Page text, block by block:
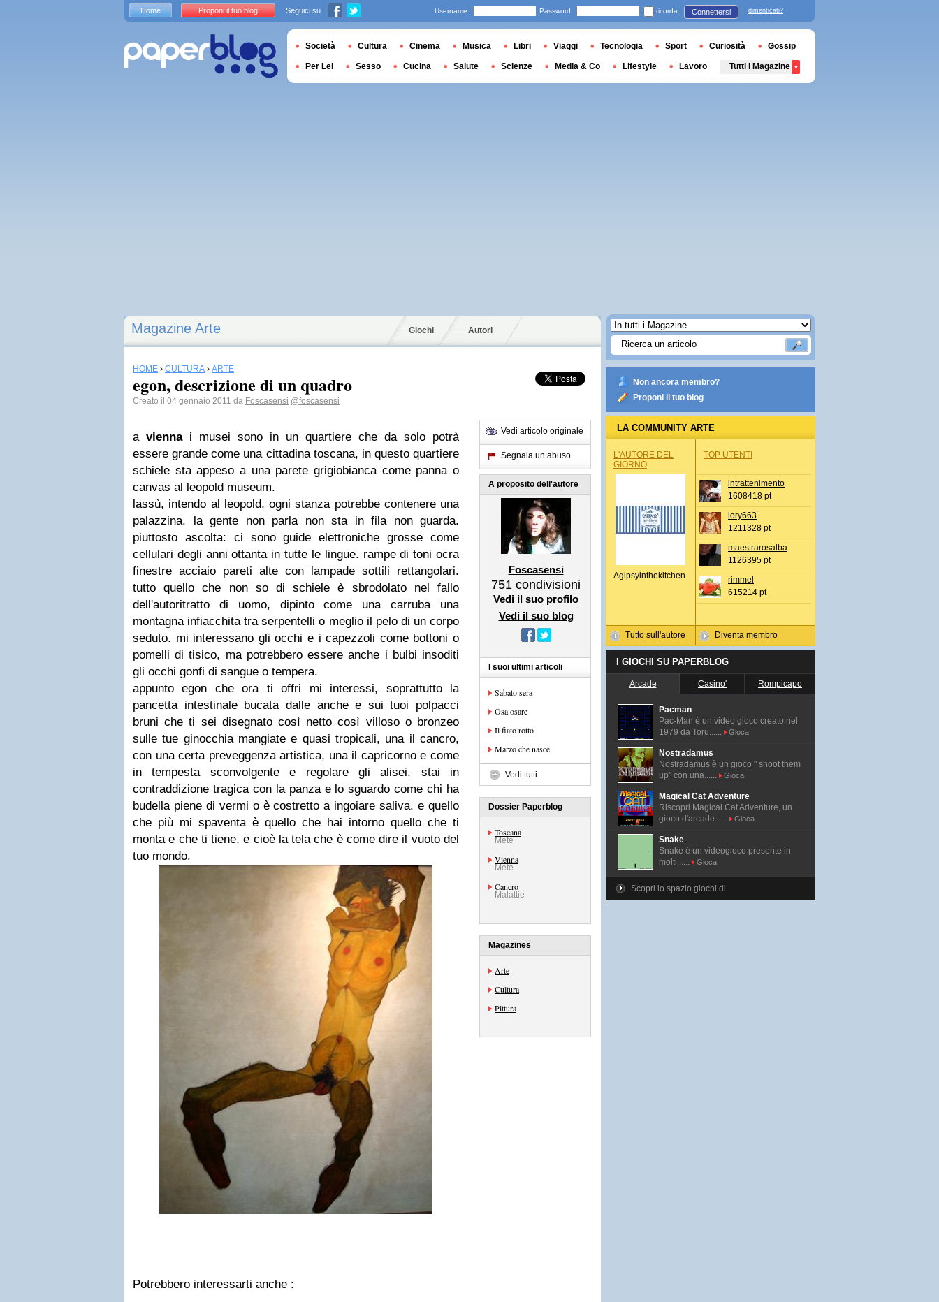
Magazine Arte Giochi Autori
HOME › CULTURA › ARTE
egon, descrizione di un quadro
Creato il 04 gennaio 2011 da Foscasensi @foscasensi
a viennai musei sono in un quartiere che da solo potrà
essere grande come una cittadina toscana, in questo quartiere
schiele sta appeso a una parete grigiobianca come panna o
canvas al leopold museum.
lassù, intendo al leopold, ogni stanza potrebbe contenere una
palazzina. la gente non parla non sta in fila non guarda.
piuttosto ascolta: ci sono guide elettroniche grosse come
cellulari degli anni ottanta in tutte le lingue. rampe di toni ocra
finestre acciaio pareti alte con lampade sottili rettangolari.
tutto quello che non so di schiele è sbrodolato nel fallo
dell'autoritratto di uomo, dipinto come una carruba una
montagna infiacchita tra serpentelli o meglio il pelo di un corpo
seduto. mi interessano gli occhi e i capezzoli come bottoni o
pomelli di tisico, ma potrebbero essere anche i bulbi insoditi
gli occhi gonfi di sangue o tempera.
appunto egon che ora ti offri mi interessi, soprattutto la
pancetta intestinale bucata dalle anche e sui tuoi polpacci
bruni che ti sei disegnato così netto così villoso o bronzeo
sulle tue ginocchia mangiate e quasi tropicali, una il cancro,
con una certa preveggenza artistica, una il capricorno e come
in tempesta sconvolgente e regolare gli alisei, stai in
contraddizione tragica con la panza e lo sguardocome chi ha
budella piene di vermi o è costretto a ingoiare saliva. e quello
che più mi spaventa è quello che hai intorno quello che ti
monta e che ti tiene, e cioè la tela che è come dire il vuoto del
tuo mondo.
Potrebbero interessarti anche :
Vedi articolo originale
Segnala un abuso
A proposito dell'autore
Foscasensi
751 condivisioni
Vedi il suo profilo
Vedi il suo blog
I suoi ultimi articoli
Sabato sera
Osa osare
Il fiato rotto
Marzo che nasce
Vedi tutti
Dossier Paperblog
Toscana
Mete
Vienna
Mete
Cancro
Malattie
Magazines
Arte
Cultura
Pittura
Non ancora membro?
Proponi il tuo blog
LA COMMUNITY ARTE
L'AUTORE DEL
GIORNO
Agipsyinthekitchen
Tutto sull'autore
TOP UTENTI
intrattenimento
1608418 pt
lory663
1211328 pt
maestrarosalba
1126395 pt
rimmel
615214 pt
Diventa membro
I GIOCHI SU PAPERBLOG
Arcade Casino' Rompicapo
Pacman
Pac-Man é un video gioco creato nel
1979 da Toru......
Gioca
Nostradamus
Nostradamus è un gioco " shoot them
up" con una......
Gioca
Magical Cat Adventure
Riscopri Magical Cat Adventure, un
gioco d'arcade......
Gioca
Snake
Snake è un videogioco presente in
molti......
Gioca
Scopri lo spazio giochi di
Home Proponi il tuo blog Seguici su Username Password ricorda Connettersi dimenticati?
Società Cultura Cinema Musica Libri Viaggi Tecnologia Sport Curiosità Gossip
Per Lei Sesso Cucina Salute Scienze Media & Co Lifestyle Lavoro Tutti i Magazine